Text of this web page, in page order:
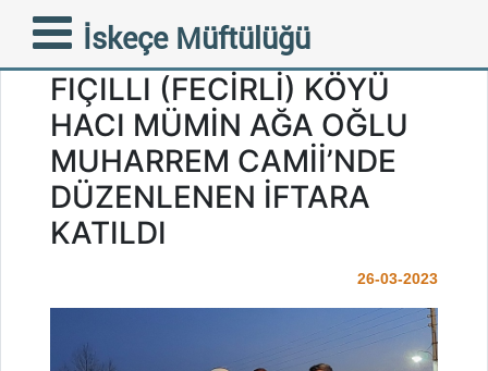
İskeçe Müftülüğü
İSKEÇE MÜFTÜMÜZ
MUSTAFA TRAMPA
FIÇILLI (FECİRLİ) KÖYÜ
HACI MÜMİN AĞA OĞLU
MUHARREM CAMİİ’NDE
DÜZENLENEN İFTARA
KATILDI
26-03-2023